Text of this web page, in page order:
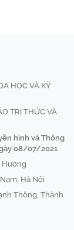
HỌC VÀ KỸ
TRI THỨC VÀ
hình và Thông
08/07/2021
Hương
Hà Nội
Thông, Thành